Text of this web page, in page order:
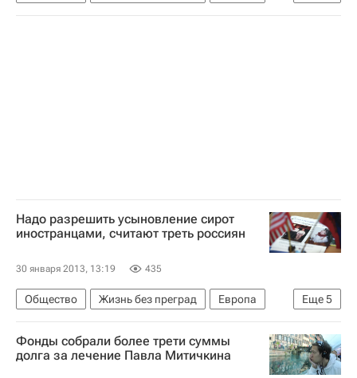
Весь мир
Александр Суринов
Надо разрешить усыновление сирот
иностранцами, считают треть россиян
30 января 2013, 13:19 435
Еще5
Общество Жизнь без преград
Европа
Весь мир
Комитет гражданских инициатив
Левада-центр
Детские вопросы
Фонды собрали более трети суммы
долга за лечение Павла Митичкина